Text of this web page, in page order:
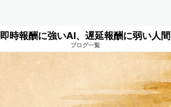
即時報酬に強いAI、遅延報酬に弱い人間
ブログ一覧